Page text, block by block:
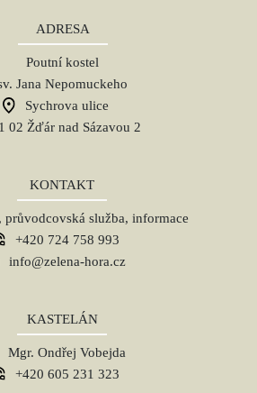
ADRESA
Poutní kostel
Jana Nepomuckeho
Sychrova ulice
02 Žďár nad Sázavou 2
KONTAKT
průvodcovská služba, informace
+420 724 758 993
info@zelena-hora.cz
KASTELÁN
Mgr. Ondřej Vobejda
+420 605 231 323